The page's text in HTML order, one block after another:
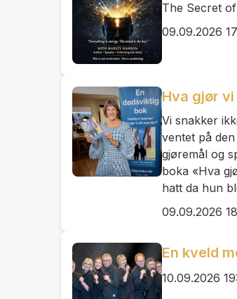
The Secret
09.09.2026
Hva gjør
Vi snakker
ventet på
gjøremål og
boka «Hva
hatt da hun
09.09.2026
En kveld
10.09.2026